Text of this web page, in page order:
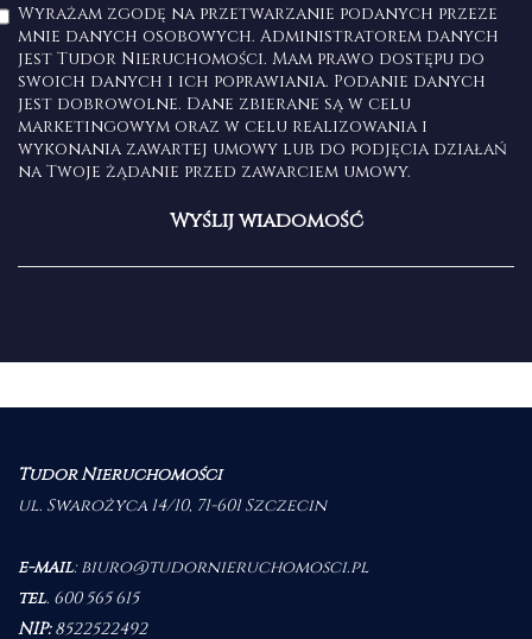
Wyrażam zgodę na przetwarzanie podanych przeze
mnie danych osobowych. Administratorem danych
jest Tudor Nieruchomości. Mam prawo dostępu do
swoich danych i ich poprawiania. Podanie danych
jest dobrowolne. Dane zbierane są w celu
marketingowym oraz w celu realizowania i
wykonania zawartej umowy lub do podjęcia działań
na Twoje żądanie przed zawarciem umowy.
Tudor Nieruchomości
ul. Swarożyca 14/10, 71-601 Szczecin
e-mail:biuro@tudornieruchomosci.pl
tel. 600 565 615
NIP:8522522492